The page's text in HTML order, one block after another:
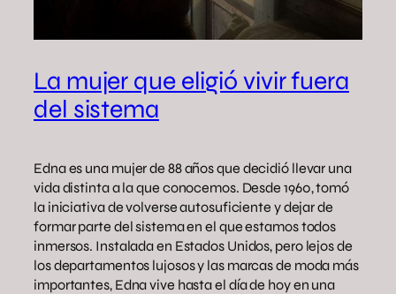
La mujer que eligió vivir fuera
del sistema
Edna es una mujer de 88 años que decidió llevar una
vida distinta a la que conocemos. Desde 1960, tomó
la iniciativa de volverse autosuficiente y dejar de
formar parte del sistema en el que estamos todos
inmersos. Instalada en Estados Unidos, pero lejos de
los departamentos lujosos y las marcas de moda más
importantes, Edna vive hasta el día de hoy en una